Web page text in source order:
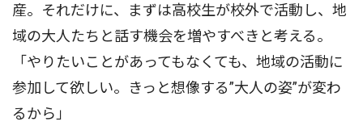
産。それだけに、まずは高校生が校外で活動し、地
域の大人たちと話す機会を増やすべきと考える。
「やりたいことがあってもなくても、地域の活動に
参加して欲しい。きっと想像する”大人の姿”が変わ
るから」